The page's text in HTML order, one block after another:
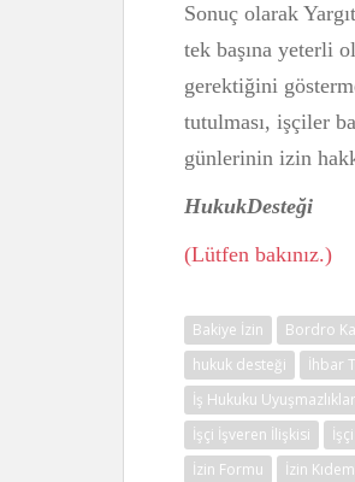
Sonuç olarak
tek başına yeterli
gerektiğini
tutulması, işçiler
günlerinin izin
HukukDesteği
(Lütfen bakınız.)
Bakiye İzin Bordro
hukuk desteği
İhbar
İş Hukuku
İşçi İşveren İlişkisi
İzin Formu
İzin